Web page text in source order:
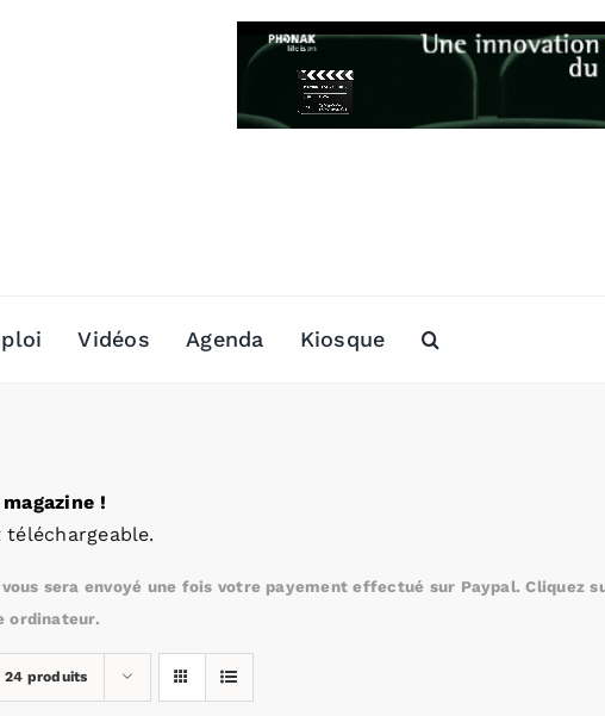
Vidéos Agenda Kiosque
!
sera envoyé une fois votre payement effectué sur Paypal. Cliquez
ordinateur.
24 produits